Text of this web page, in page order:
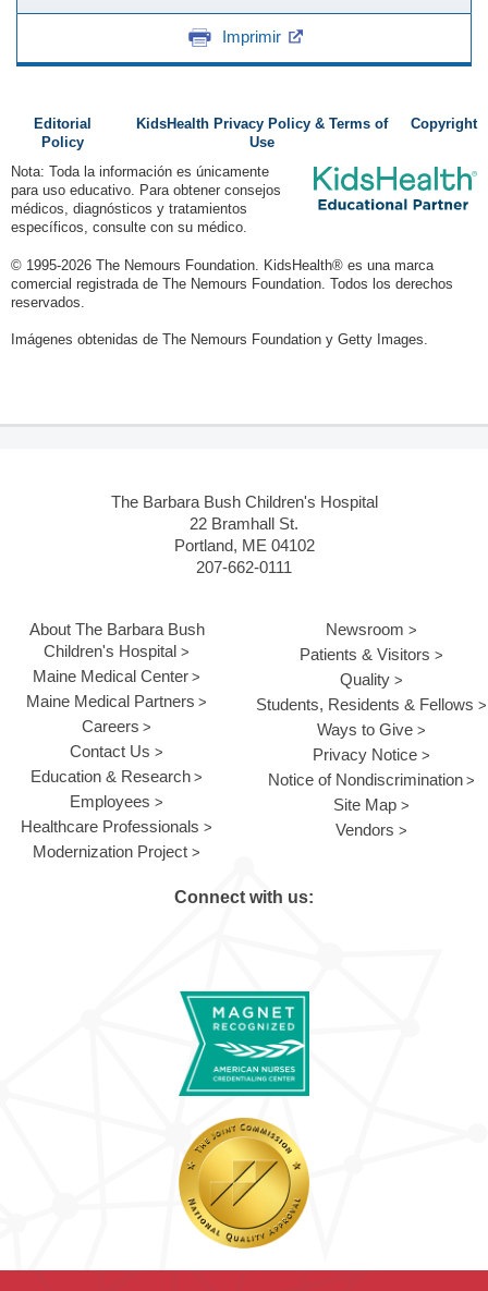
Imprimir
Editorial
Policy
KidsHealth Privacy Policy & Terms of
Use
Copyright
Nota: Toda la información es únicamente
para uso educativo. Para obtener consejos
médicos, diagnósticos y tratamientos
específicos, consulte con su médico.
© 1995-2026 The Nemours Foundation. KidsHealth® es una marca
comercial registrada de The Nemours Foundation. Todos los derechos
reservados.
Imágenes obtenidas de The Nemours Foundation y Getty Images.
The Barbara Bush Children's Hospital
22 Bramhall St.
Portland, ME 04102
207-662-0111
About The Barbara Bush
Children's Hospital
Maine Medical Center
Maine Medical Partners
Careers
Contact Us
Education & Research
Employees
Healthcare Professionals
Modernization Project
Newsroom
Patients & Visitors
Quality
Students, Residents & Fellows
Ways to Give
Privacy Notice
Notice of Nondiscrimination
Site Map
Vendors
Connect with us: